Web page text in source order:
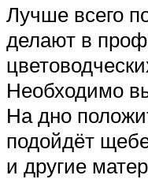
Лучше всего
делают в
Необходимо
На дно
подойдёт
и другие